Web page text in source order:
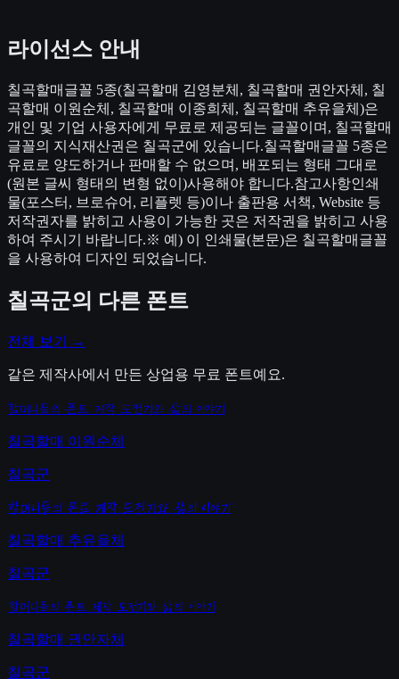
라이선스 안내
칠곡할매글꼴 5종(칠곡할매 김영분체, 칠곡할매 권안자체, 칠
곡할매 이원순체, 칠곡할매 이종희체, 칠곡할매 추유을체)은
개인 및 기업 사용자에게 무료로 제공되는 글꼴이며, 칠곡할매
글꼴의 지식재산권은 칠곡군에 있습니다.칠곡할매글꼴 5종은
유료로 양도하거나 판매할 수 없으며, 배포되는 형태 그대로
(원본 글씨 형태의 변형 없이)사용해야 합니다.참고사항인쇄
물(포스터, 브로슈어, 리플렛 등)이나 출판용 서책, Website 등
저작권자를 밝히고 사용이 가능한 곳은 저작권을 밝히고 사용
하여 주시기 바랍니다.※ 예) 이 인쇄물(본문)은 칠곡할매글꼴
을 사용하여 디자인 되었습니다.
칠곡군의 다른 폰트
전체 보기 →
같은 제작사에서 만든 상업용 무료 폰트예요.
할머니들의 폰트 제작 도전기와 삶의 이야기
칠곡할매 이원순체
칠곡군
할머니들의 폰트 제작 도전기와 삶의 이야기
칠곡할매 추유을체
칠곡군
할머니들의 폰트 제작 도전기와 삶의 이야기
칠곡할매 권안자체
칠곡군